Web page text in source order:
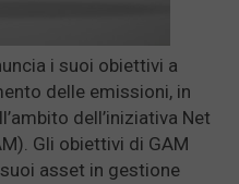
i suoi obiettivi a
delle emissioni, in
dell’iniziativa Net
Gli obiettivi di GAM
asset in gestione